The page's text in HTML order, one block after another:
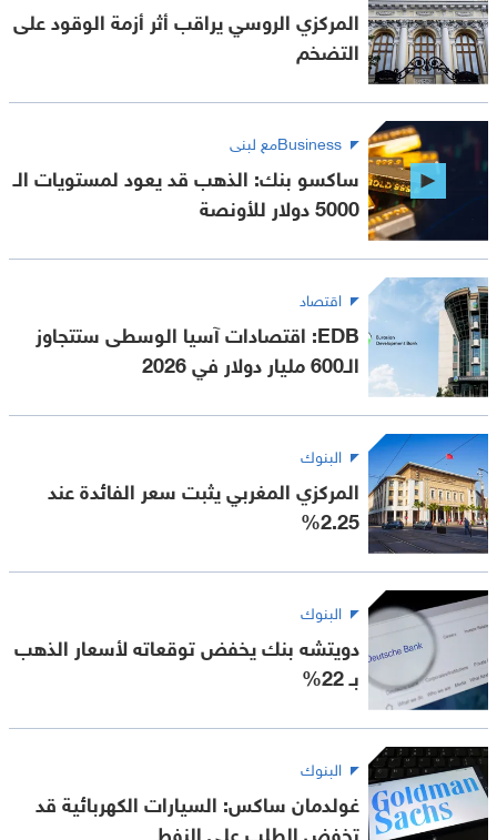
المركزي الروسي يراقب أثر أزمة الوقود على
التضخم
Businessمع لبنى
ساكسو بنك: الذهب قد يعود لمستويات الـ
5000 دولار للأونصة
اقتصاد
EDB: اقتصادات آسيا الوسطى ستتجاوز
الـ600 مليار دولار في 2026
البنوك
المركزي المغربي يثبت سعر الفائدة عند
2.25%
البنوك
دويتشه بنك يخفض توقعاته لأسعار الذهب
بـ 22%
البنوك
غولدمان ساكس: السيارات الكهربائية قد
تخفض الطلب على النفط